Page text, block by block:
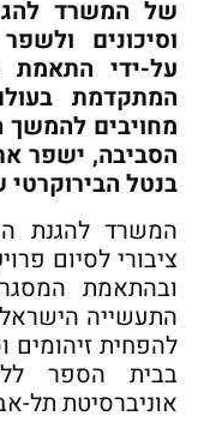
של המשרד
וסיכונים
על-ידי התאמת
המתקדמת
מחויבים
הסביבה, ישפר
בנטל
המשרד להגנת
ובהתאמת
התעשייה
להפחית זיהומים
בבית הספר
אוניברסיטת תל-